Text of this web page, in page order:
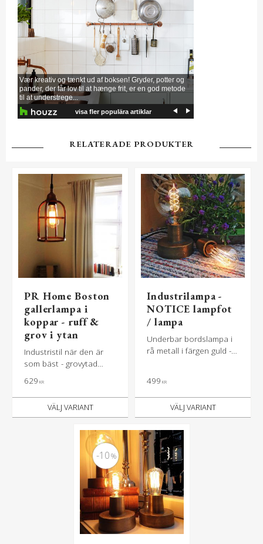
RELATERADE PRODUKTER
PR Home Boston
gallerlampa i
koppar - ruff &
grov i ytan
Industristil när den är
som bäst - grovytad
färgen koppar
629 KR
Industrilampa -
NOTICE lampfot
/ lampa
Underbar bordslampa i
rå metall i färgen guld -
499 KR
10%